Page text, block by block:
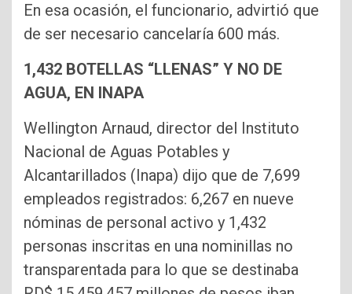
En esa ocasión, el funcionario, advirtió que
de ser necesario cancelaría 600 más.
1,432 BOTELLAS “LLENAS” Y NO DE
AGUA, EN INAPA
Wellington Arnaud, director del Instituto
Nacional de Aguas Potables y
Alcantarillados (Inapa) dijo que de 7,699
empleados registrados: 6,267 en nueve
nóminas de personal activo y 1,432
personas inscritas en una nominillas no
transparentada para lo que se destinaba